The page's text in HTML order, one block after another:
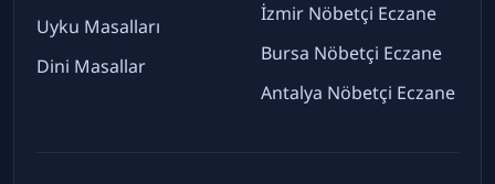
Uyku Masalları
Dini Masallar
İzmir Nöbetçi Eczane
Bursa Nöbetçi Eczane
Antalya Nöbetçi Eczane